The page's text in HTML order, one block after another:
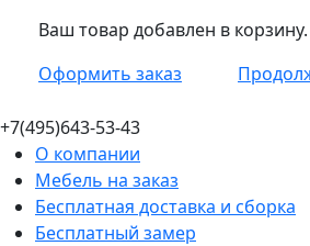
Ваш товар добавлен в корзину.
Оформить заказ
+7(495)643-53-43
О компании
Мебель на заказ
Бесплатная доставка и сборка
Бесплатный замер